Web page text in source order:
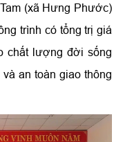
(xã Hưng Phước)
trình có tổng trị giá
chất lượng đời sống
an toàn giao thông